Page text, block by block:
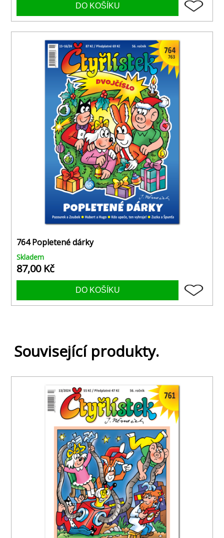
764 Popletené dárky
Skladem
87,00 Kč
Související produkty.